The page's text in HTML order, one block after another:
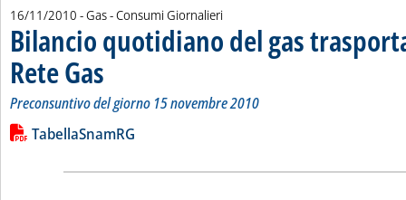
16/11/2010 - Gas - Consumi Giornalieri
Bilancio quotidiano del gas
Rete Gas . Sottotitolo: Preconsuntivo del giorno 15 novembre 2010
. Pubblicata martedì 16 novembre 2010 alle 14.55.
Preconsuntivo del giorno 15 novembre 2010
Leggi tutta la notizia: 'Bilancio quotidiano del gas
Lista allegati PDF alla notizia
TabellaSnamRG